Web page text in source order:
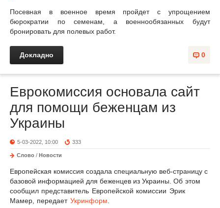
Посевная в военное время пройдет с упрощением
бюрократии по семенам, а военнообязанных будут
бронировать для полевых работ.
0
Докладно
Еврокомиссия основала сайт
для помощи беженцам из
Украины
5-03-2022, 10:00 333
Слово / Новости
Европейская комиссия создала специальную веб-страницу с
базовой информацией для беженцев из Украины. Об этом
сообщил представитель Европейской комиссии Эрик
Мамер, передает Укринформ